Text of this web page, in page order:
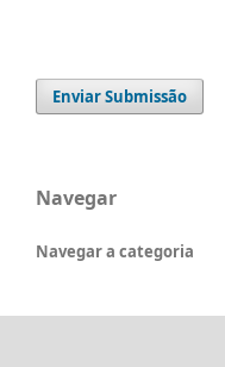
Enviar Submissão
Navegar
Navegar a categoria